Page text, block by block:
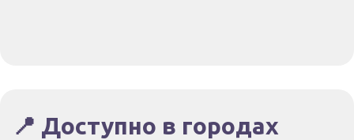
📍 Доступно в городах